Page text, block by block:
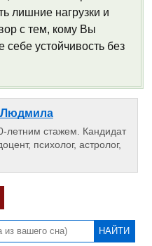
лишние нагрузки и
с тем, кому Вы
себе устойчивость без
Людмила
летним стажем. Кандидат
психолог, астролог,